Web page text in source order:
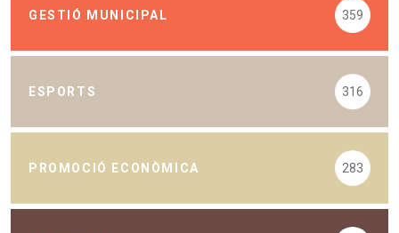
GESTIÓ MUNICIPAL 359
ESPORTS 316
PROMOCIÓ ECONÒMICA 283